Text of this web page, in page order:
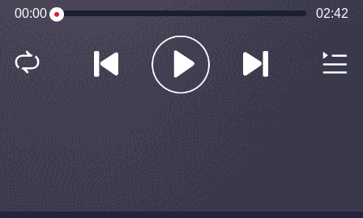
00:00 02:42